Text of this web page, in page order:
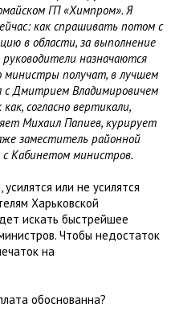
ГП «Химпром». Я
как спрашивать потом с
в области, за выполнение
руководители назначаются
министры получат, в лучшем
с Дмитрием Владимировичем
согласно вертикали,
Михаил Папиев, курирует
заместитель районной
с Кабинетом министров.
или не усилятся
Харьковской
искать быстрейшее
Чтобы недостаток
на
обоснованна?